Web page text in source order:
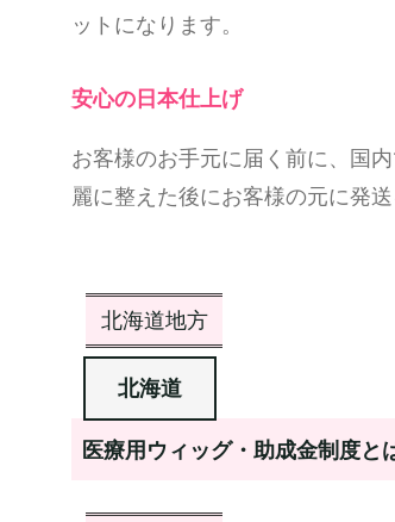
ットになります。
安心の日本仕上げ
お客様のお手元に届く前に、国
麗に整えた後にお客様の元に発
北海道地方
北海道
医療用ウィッグ・助成金制度と